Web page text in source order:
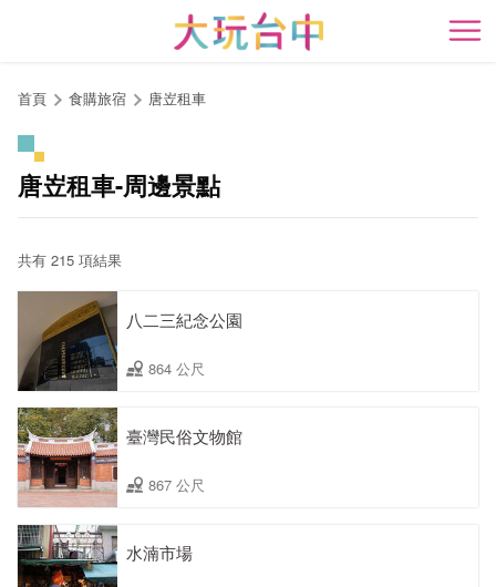
開
首頁 食購旅宿 唐岦租車
唐岦租車-周邊景點
共有 215 項結果
八二三紀念公園
864 公尺
臺灣民俗文物館
867 公尺
水湳市場